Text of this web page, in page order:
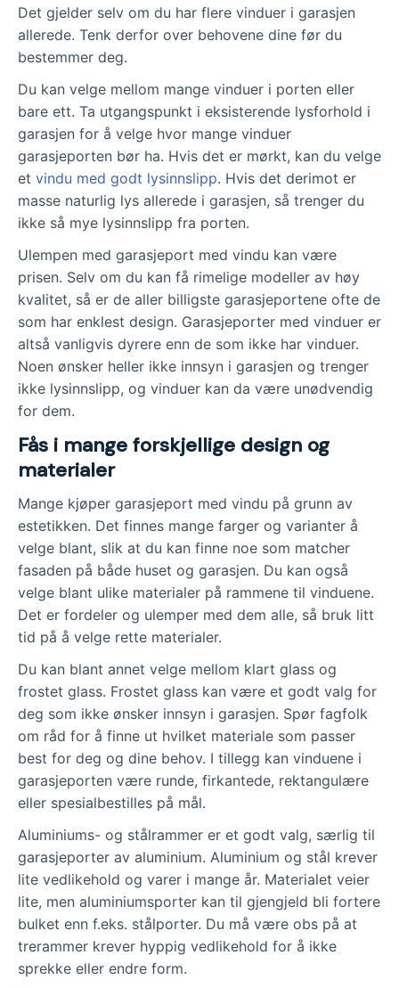
Det gjelder selv om du har flere vinduer i garasjen
allerede. Tenk derfor over behovene dine før du
bestemmer deg.
Du kan velge mellom mange vinduer i porten eller
bare ett. Ta utgangspunkt i eksisterende lysforhold i
garasjen for å velge hvor mange vinduer
garasjeporten bør ha. Hvis det er mørkt, kan du velge
et vindu med godt lysinnslipp. Hvis det derimot er
masse naturlig lys allerede i garasjen, så trenger du
ikke så mye lysinnslipp fra porten.
Ulempen med garasjeport med vindu kan være
prisen. Selv om du kan få rimelige modeller av høy
kvalitet, så er de aller billigste garasjeportene ofte de
som har enklest design. Garasjeporter med vinduer er
altså vanligvis dyrere enn de som ikke har vinduer.
Noen ønsker heller ikke innsyn i garasjen og trenger
ikke lysinnslipp, og vinduer kan da være unødvendig
for dem.
Fås i mange forskjellige design og
materialer
Mange kjøper garasjeport med vindu på grunn av
estetikken. Det finnes mange farger og varianter å
velge blant, slik at du kan finne noe som matcher
fasaden på både huset og garasjen. Du kan også
velge blant ulike materialer på rammene til vinduene.
Det er fordeler og ulemper med dem alle, så bruk litt
tid på å velge rette materialer.
Du kan blant annet velge mellom klart glass og
frostet glass. Frostet glass kan være et godt valg for
deg som ikke ønsker innsyn i garasjen. Spør fagfolk
om råd for å finne ut hvilket materiale som passer
best for deg og dine behov. I tillegg kan vinduene i
garasjeporten være runde, firkantede, rektangulære
eller spesialbestilles på mål.
Aluminiums- og stålrammer er et godt valg, særlig til
garasjeporter av aluminium. Aluminium og stål krever
lite vedlikehold og varer i mange år. Materialet veier
lite, men aluminiumsporter kan til gjengjeld bli fortere
bulket enn f.eks. stålporter. Du må være obs på at
trerammer krever hyppig vedlikehold for å ikke
sprekke eller endre form.